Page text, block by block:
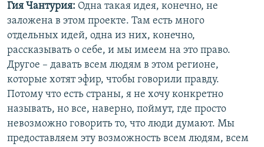
Гия Чантурия: Одна такая идея, конечно, не
заложена в этом проекте. Там есть много
отдельных идей, одна из них, конечно,
рассказывать о себе, и мы имеем на это право.
Другое – давать всем людям в этом регионе,
которые хотят эфир, чтобы говорили правду.
Потому что есть страны, я не хочу конкретно
называть, но все, наверно, поймут, где просто
невозможно говорить то, что люди думают. Мы
предоставляем эту возможность всем людям, всем